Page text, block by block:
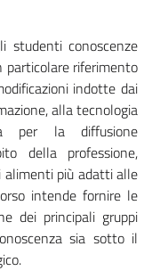
studenti conoscenze
particolare riferimento
indotte dai
alla tecnologia
per la diffusione
della professione,
alimenti più adatti alle
intende fornire le
dei principali gruppi
sia sotto il